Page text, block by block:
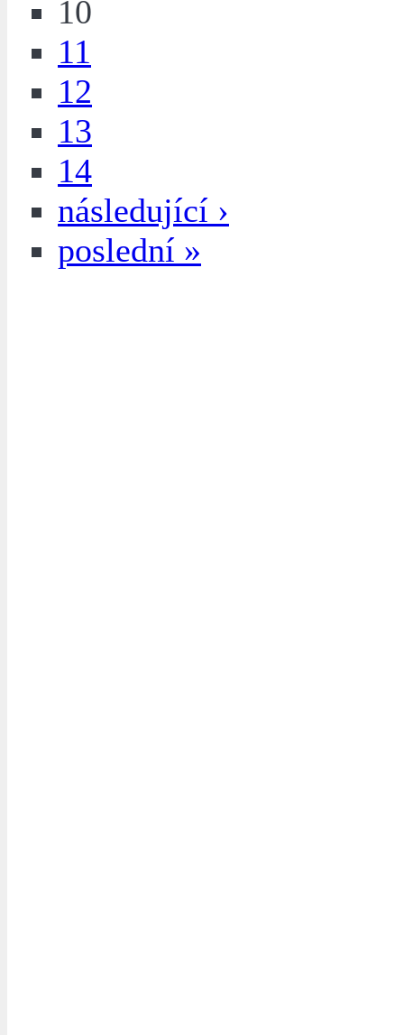
10
11
12
13
14
následující ›
poslední »